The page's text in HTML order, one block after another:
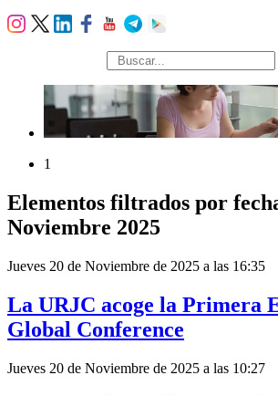
búsqueda
1
Elementos filtrados por
Noviembre 2025
Jueves 20 de Noviembre de 2025 a las 16:35
La URJC acoge la Primera
Global Conference
Jueves 20 de Noviembre de 2025 a las 10:27